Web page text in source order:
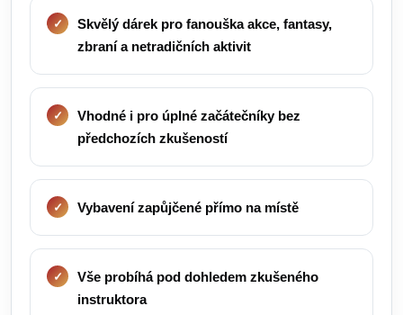
Skvělý dárek pro fanouška akce, fantasy,
zbraní a netradičních aktivit
Vhodné i pro úplné začátečníky bez
předchozích zkušeností
Vybavení zapůjčené přímo na místě
Vše probíhá pod dohledem zkušeného
instruktora